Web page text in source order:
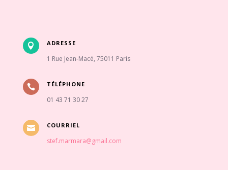
 ADRESSE
1 Rue Jean-Macé, 75011 Paris
 TÉLÉPHONE
01 43 71 30 27
 COURRIEL
stef.marmara@gmail.com